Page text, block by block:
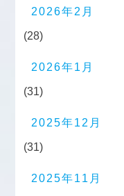
2026年2月
(28)
2026年1月
(31)
2025年12月
(31)
2025年11月